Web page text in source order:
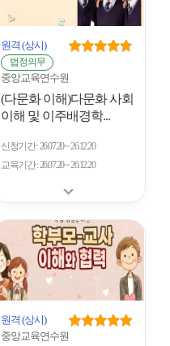
원격 (상시)
법정의무
중앙교육연수원
(다문화 이해)다문화 사회
이해 및 이주배경학...
신청기간 26.07.20 ~ 26.12.20
교육기간 26.07.20 ~ 26.12.20
원격 (상시)
중앙교육연수원